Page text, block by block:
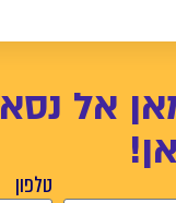
אל
טלפון